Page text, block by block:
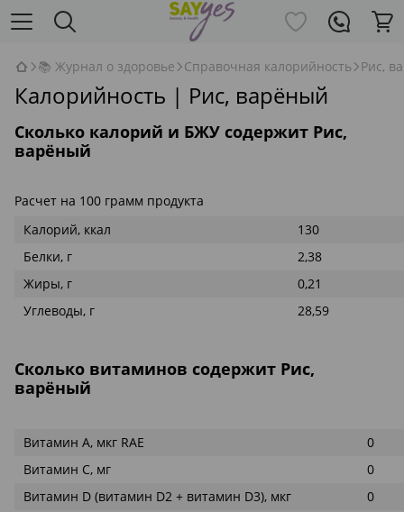
📚 Журнал о здоровье Справочная калорийность Рис,
Калорийность | Рис, варёный
Сколько калорий и БЖУ содержит Рис,
варёный
Расчет на 100 грамм продукта
Калорий, ккал
130
Белки, г
2,38
Жиры, г
0,21
Углеводы, г
28,59
Сколько витаминов содержит Рис,
варёный
Витамин А, мкг RAE
0
Витамин С, мг
0
Витамин D (витамин D2 + витамин D3), мкг
0